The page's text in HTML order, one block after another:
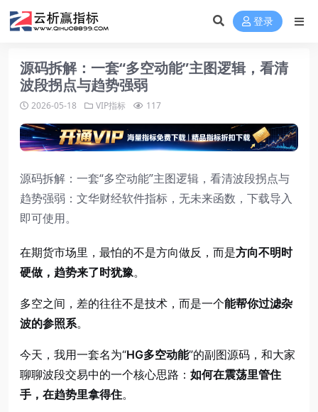
登录
源码拆解：一套“多空动能”主图逻辑，看清
波段拐点与趋势强弱
2026-05-18 VIP指标 117
源码拆解：一套“多空动能”主图逻辑，看清波段拐点与
趋势强弱：文华财经软件指标，无未来函数，下载导入
即可使用。
在期货市场里，最怕的不是方向做反，而是方向不明时
硬做，趋势来了时犹豫。
多空之间，差的往往不是技术，而是一个能帮你过滤杂
波的参照系。
今天，我用一套名为“HG多空动能”的副图源码，和大家
聊聊波段交易中的一个核心思路： 如何在震荡里管住
手，在趋势里拿得住。